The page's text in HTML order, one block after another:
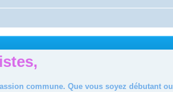
commune. Que vous soyez débutant ou